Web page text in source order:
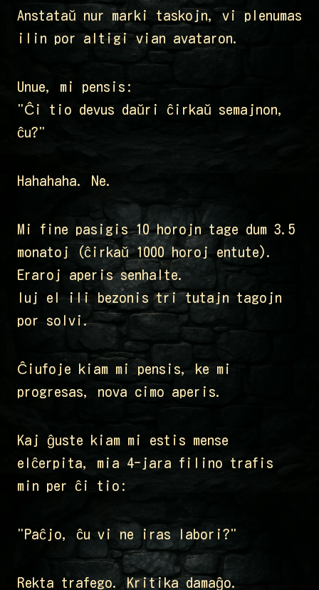
Anstataŭ nur marki taskojn, vi plenumas
ilin por altigi vian avataron.
Unue, mi pensis:
"Ĉi tio devus daŭri ĉirkaŭ semajnon,
ĉu?"
Hahahaha. Ne.
Mi fine pasigis 10 horojn tage dum 3.5
monatoj (ĉirkaŭ 1000 horoj entute).
Eraroj aperis senhalte.
Iuj el ili bezonis tri tutajn tagojn
por solvi.
Ĉiufoje kiam mi pensis, ke mi
progresas, nova cimo aperis.
Kaj ĝuste kiam mi estis mense
elĉerpita, mia 4-jara filino trafis
min per ĉi tio:
"Paĉjo, ĉu vi ne iras labori?"
Rekta trafego. Kritika damaĝo.